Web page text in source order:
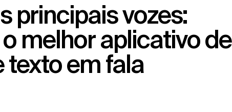
melhor aplicativo de
texto em fala